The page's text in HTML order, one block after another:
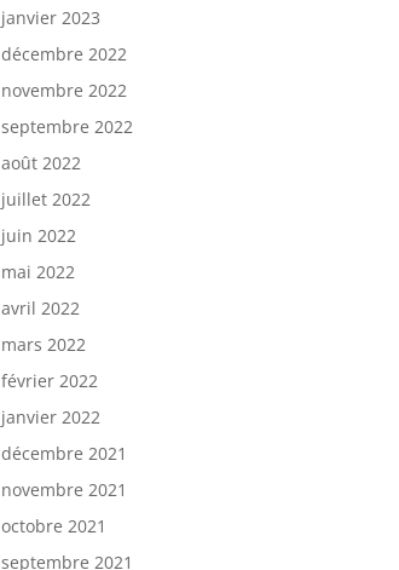
janvier 2023
décembre 2022
novembre 2022
septembre 2022
août 2022
juillet 2022
juin 2022
mai 2022
avril 2022
mars 2022
février 2022
janvier 2022
décembre 2021
novembre 2021
octobre 2021
septembre 2021